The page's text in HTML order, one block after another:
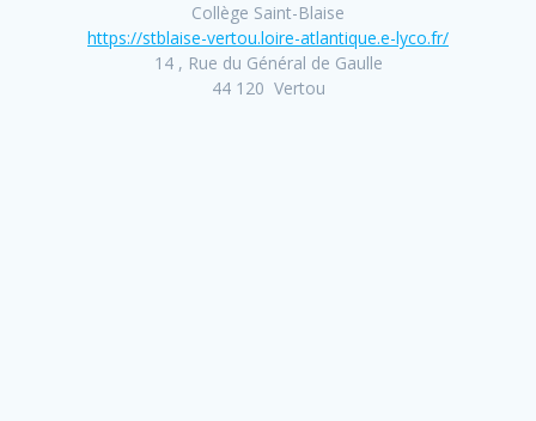
Collège Saint-Blaise
https://stblaise-vertou.loire-atlantique.e-lyco.fr/
14 , Rue du Général de Gaulle
44 120 Vertou